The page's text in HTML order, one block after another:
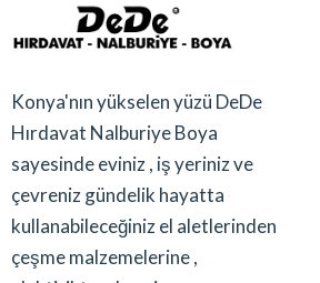
Konya'nın yükselen yüzü DeDe
Hırdavat Nalburiye Boya
sayesinde eviniz , iş yeriniz ve
çevreniz gündelik hayatta
kullanabileceğiniz el aletlerinden
çeşme malzemelerine ,